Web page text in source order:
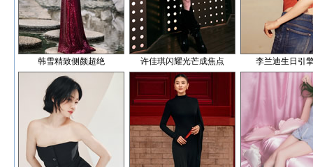
韩雪精致侧颜超绝 许佳琪闪耀光芒成焦点 李兰迪生日引